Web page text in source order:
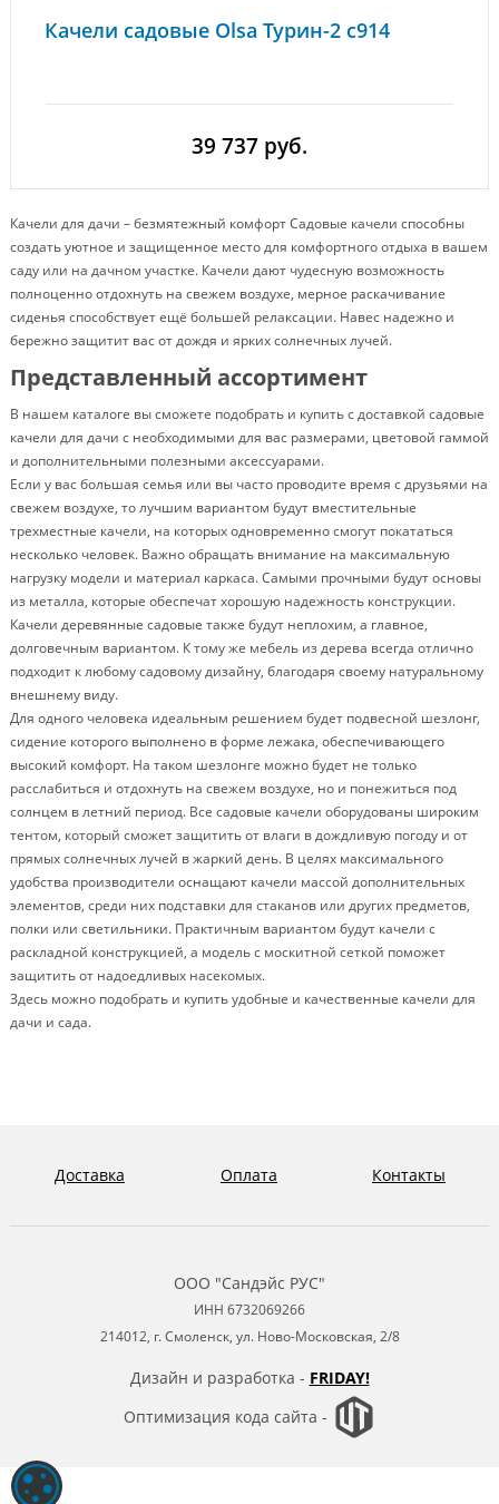
Качели садовые Olsa Турин-2 с914
39 737 руб.
Качели для дачи – безмятежный комфорт Садовые качели способны
создать уютное и защищенное место для комфортного отдыха в вашем
саду или на дачном участке. Качели дают чудесную возможность
полноценно отдохнуть на свежем воздухе, мерное раскачивание
сиденья способствует ещё большей релаксации. Навес надежно и
бережно защитит вас от дождя и ярких солнечных лучей.
Представленный ассортимент
В нашем каталоге вы сможете подобрать и купить с доставкой садовые
качели для дачи с необходимыми для вас размерами, цветовой гаммой
и дополнительными полезными аксессуарами.
Если у вас большая семья или вы часто проводите время с друзьями на
свежем воздухе, то лучшим вариантом будут вместительные
трехместные качели, на которых одновременно смогут покататься
несколько человек. Важно обращать внимание на максимальную
нагрузку модели и материал каркаса. Самыми прочными будут основы
из металла, которые обеспечат хорошую надежность конструкции.
Качели деревянные садовые также будут неплохим, а главное,
долговечным вариантом. К тому же мебель из дерева всегда отлично
подходит к любому садовому дизайну, благодаря своему натуральному
внешнему виду.
Для одного человека идеальным решением будет подвесной шезлонг,
сидение которого выполнено в форме лежака, обеспечивающего
высокий комфорт. На таком шезлонге можно будет не только
расслабиться и отдохнуть на свежем воздухе, но и понежиться под
солнцем в летний период. Все садовые качели оборудованы широким
тентом, который сможет защитить от влаги в дождливую погоду и от
прямых солнечных лучей в жаркий день. В целях максимального
удобства производители оснащают качели массой дополнительных
элементов, среди них подставки для стаканов или других предметов,
полки или светильники. Практичным вариантом будут качели с
раскладной конструкцией, а модель с москитной сеткой поможет
защитить от надоедливых насекомых.
Здесь можно подобрать и купить удобные и качественные качели для
дачи и сада.
ООО "Сандэйс РУС"
ИНН 6732069266
214012, г. Смоленск, ул. Ново-Московская, 2/8
Дизайн и разработка - FRIDAY!
Оптимизация кода сайта -
Доставка Оплата Контакты
ОБРАБОТКА ФАЙЛОВ COOKIE